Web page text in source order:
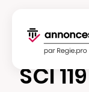
SCI 119